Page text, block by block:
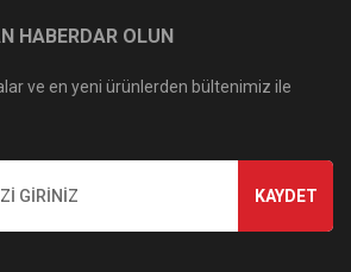
HABERDAR OLUN
ve en yeni ürünlerden bültenimiz ile
KAYDET